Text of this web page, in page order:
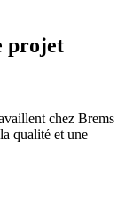
projet
chez Brems
qualité et une